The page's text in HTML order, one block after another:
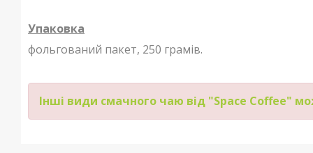
Упаковка
фольгований пакет, 250 грамів.
Інші види смачного чаю від "Space Coffee"